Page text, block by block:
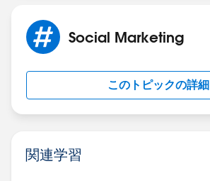
Social Marketing
このトピックの詳細
関連学習